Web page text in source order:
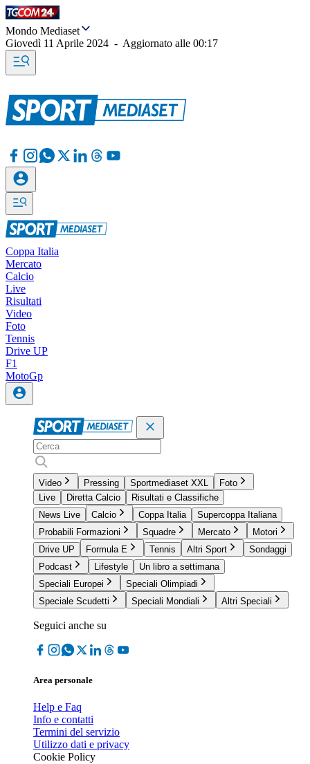
Mondo Mediaset
Giovedì 11 Aprile 2024 - Aggiornato alle 00:17
Coppa Italia
Mercato
Calcio
Live
Risultati
Video
Foto
Tennis
Drive UP
F1
MotoGp
Video Pressing Sportmediaset XXL
Foto
Live
Diretta Calcio
Risultati e Classifiche
News Live
Calcio Coppa Italia
Supercoppa Italiana
Probabili Formazioni
Squadre Mercato
Motori
Drive UP
Formula E Tennis Altri Sport
Sondaggi
Podcast
Lifestyle
Un libro a settimana
Speciali Europei
Speciali Olimpiadi
Speciale Scudetti
Speciali Mondiali Altri Speciali
Seguici anche su
Area personale
Help e Faq
Info e contatti
Termini del servizio
Utilizzo dati e privacy
Cookie Policy